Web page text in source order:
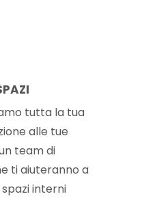
tutta la tua
alle tue
team di
ti aiuteranno a
interni